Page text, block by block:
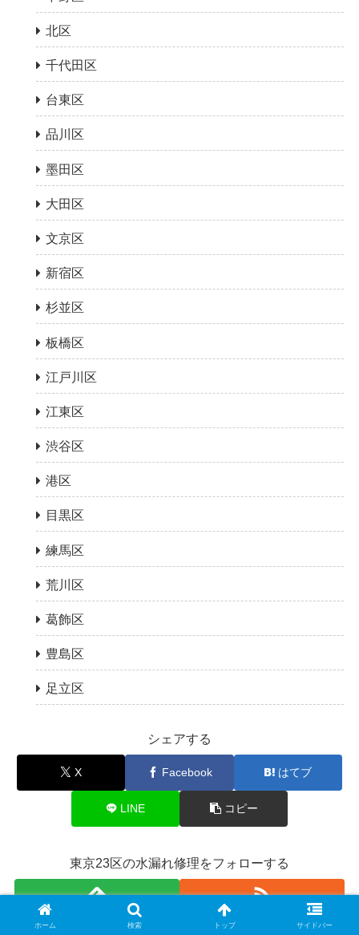
北区
千代田区
台東区
品川区
墨田区
大田区
文京区
新宿区
杉並区
板橋区
江戸川区
江東区
渋谷区
港区
目黒区
練馬区
荒川区
葛飾区
豊島区
足立区
シェアする
X Facebook はてブ
LINE コピー
東京23区の水漏れ修理をフォローする
ホーム 検索 トップ サイドバー